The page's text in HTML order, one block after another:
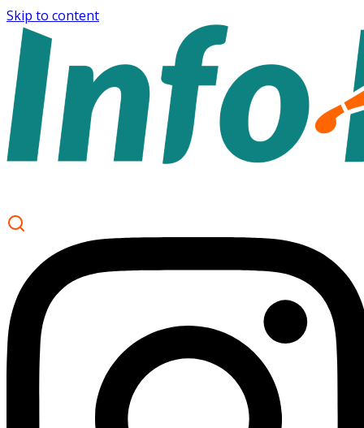
Skip to content